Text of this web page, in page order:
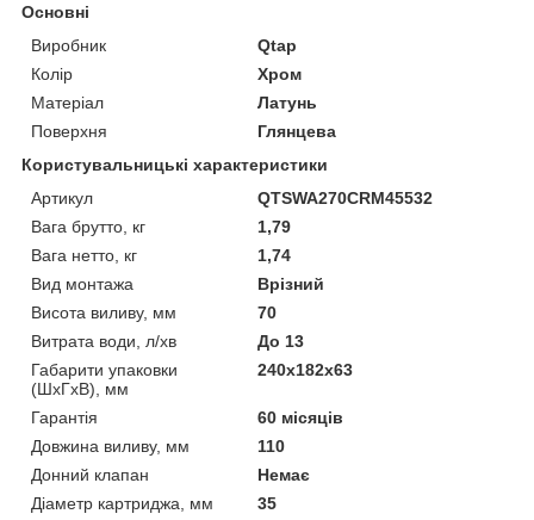
Основні
Виробник
Qtap
Колір
Хром
Матеріал
Латунь
Поверхня
Глянцева
Користувальницькі характеристики
Артикул
QTSWA270CRM45532
Вага брутто, кг
1,79
Вага нетто, кг
1,74
Вид монтажа
Врізний
Висота виливу, мм
70
Витрата води, л/хв
До 13
Габарити упаковки
(ШхГхВ), мм
240х182х63
Гарантія
60 місяців
Довжина виливу, мм
110
Донний клапан
Немає
Діаметр картриджа, мм
35